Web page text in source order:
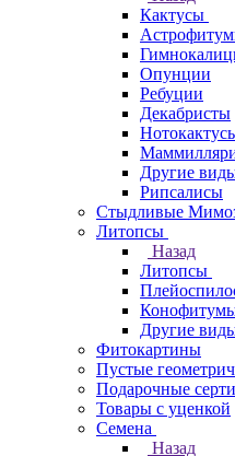
Кактусы
Опунции
Ребуции
Декабристы
Другие
Рипсалисы
Стыдливые
Литопсы
Назад
Литопсы
Другие
Фитокартины
Пустые
Подарочные
Товары с уценкой
Семена
Назад